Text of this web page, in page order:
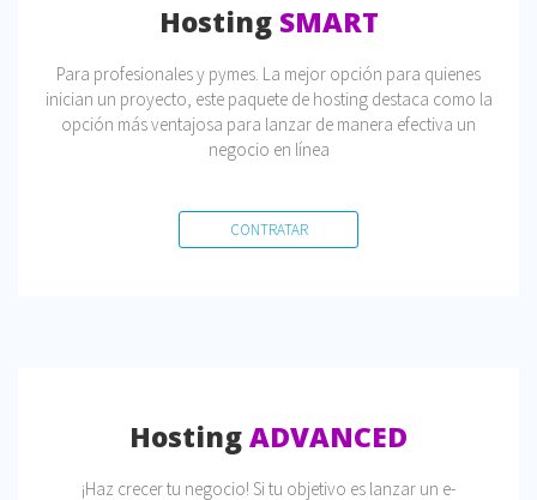
Hosting SMART
Para profesionales y pymes. La mejor opción para quienes
inician un proyecto, este paquete de hosting destaca como la
opción más ventajosa para lanzar de manera efectiva un
negocio en línea
CONTRATAR
HostingADVANCED
¡Haz crecer tu negocio! Si tu objetivo es lanzar un e-